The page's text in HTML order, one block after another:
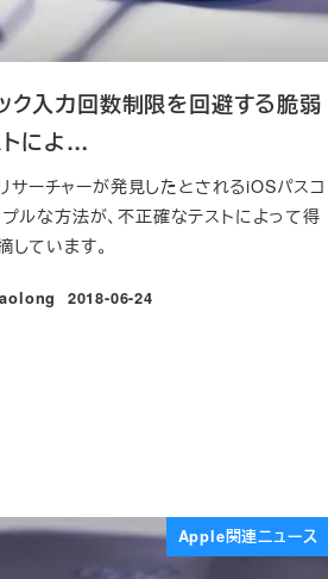
ク入力回数制限を回避する脆弱
によ…
サーチャーが発見したとされるiOSパスコ
ルな方法が、不正確なテストによって得
ています。
投稿日
2018-06-24
Apple関連ニュース